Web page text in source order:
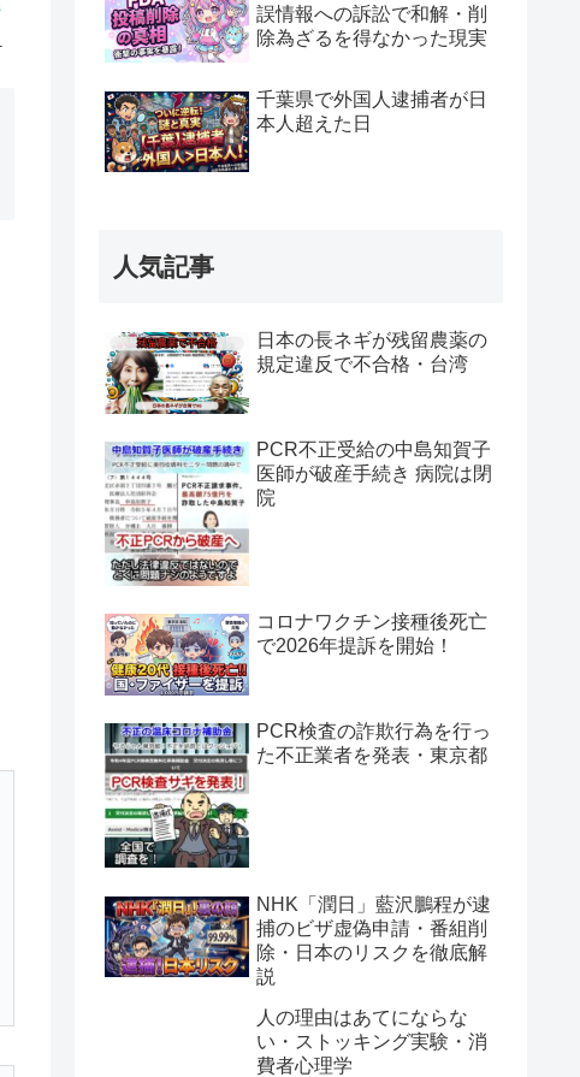
誤情報への訴訟で和解・削
除為ざるを得なかった現実
千葉県で外国人逮捕者が日
本人超えた日
人気記事
日本の長ネギが残留農薬の
規定違反で不合格・台湾
PCR不正受給の中島知賀子
医師が破産手続き 病院は閉
院
コロナワクチン接種後死亡
で2026年提訴を開始！
PCR検査の詐欺行為を行っ
た不正業者を発表・東京都
NHK「潤日」藍沢鵬程が逮
捕のビザ虚偽申請・番組削
除・日本のリスクを徹底解
説
人の理由はあてにならな
い・ストッキング実験・消
費者心理学